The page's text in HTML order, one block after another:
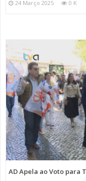
24 Março 2025 0 K
AD Apela ao Voto para